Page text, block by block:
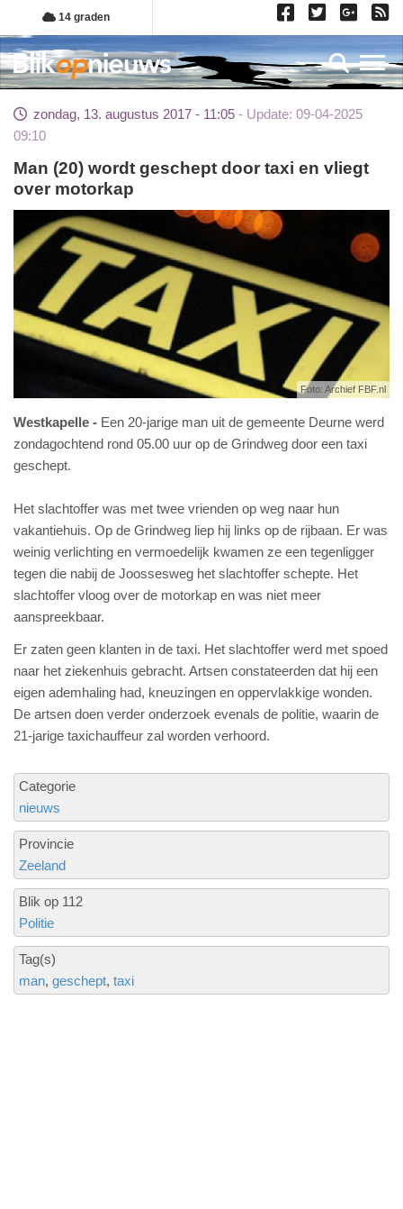
Overslaan
en
naar
de
gaan
14 graden
zondag, 13. augustus 2017 - 11:05
Update: 09-04-2025
09:10
Man (20) wordt geschept door taxi en vliegt
over motorkap
Foto: Archief FBF.nl
Westkapelle
Een 20-jarige man uit de gemeente Deurne werd
zondagochtend rond 05.00 uur op de Grindweg door een taxi
geschept.
Het slachtoffer was met twee vrienden op weg naar hun
vakantiehuis. Op de Grindweg liep hij links op de rijbaan. Er was
weinig verlichting en vermoedelijk kwamen ze een tegenligger
tegen die nabij de Joossesweg het slachtoffer schepte. Het
slachtoffer vloog over de motorkap en was niet meer
aanspreekbaar.
Er zaten geen klanten in de taxi. Het slachtoffer werd met spoed
naar het ziekenhuis gebracht. Artsen constateerden dat hij een
eigen ademhaling had, kneuzingen en oppervlakkige wonden.
De artsen doen verder onderzoek evenals de politie, waarin de
21-jarige taxichauffeur zal worden verhoord.
Categorie
nieuws
Provincie
Zeeland
Blik op 112
Politie
Tag(s)
man geschept taxi